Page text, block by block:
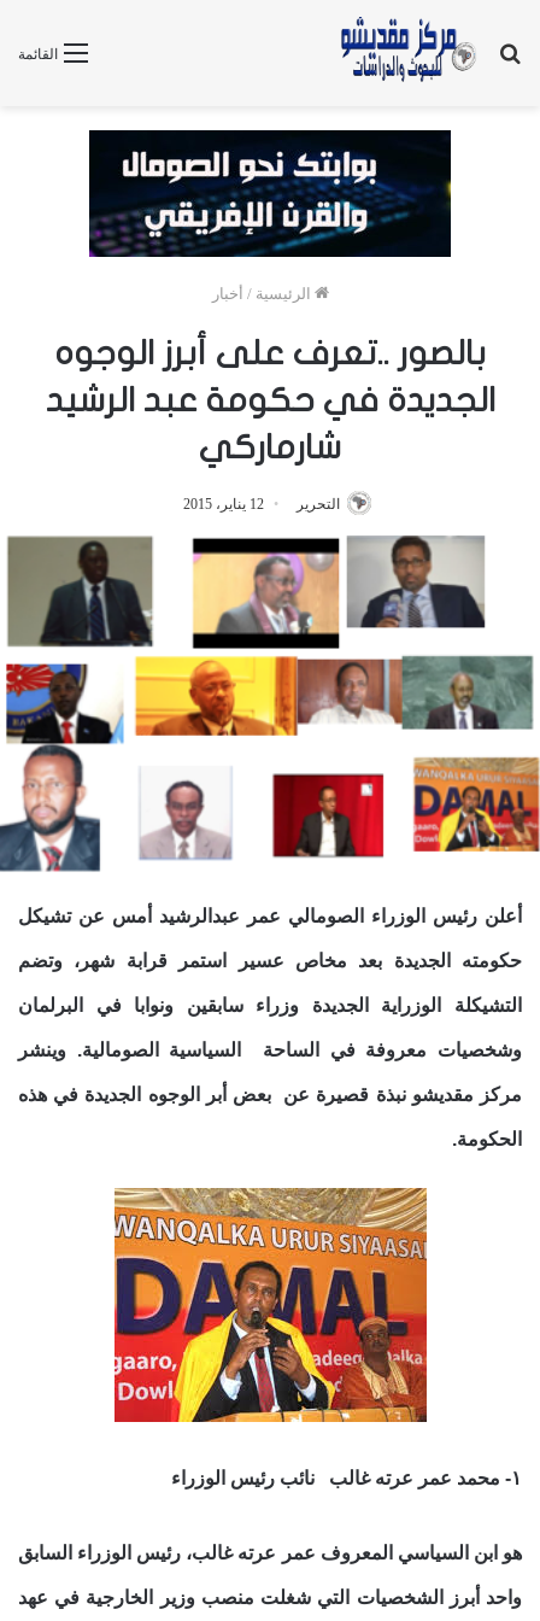
القائمة
بحث
الرئيسية / أخبار
بالصور ..تعرف على أبرز الوجوه
الجديدة في حكومة عبد الرشيد
شارماركي
التحرير 12 يناير، 2015
أعلن رئيس الوزراء الصومالي عمر عبدالرشيد أمس عن تشيكل
حكومته الجديدة بعد مخاص عسير استمر قرابة شهر، وتضم
التشيكلة الوزراية الجديدة وزراء سابقين ونوابا في البرلمان
وشخصيات معروفة في الساحة السياسية الصومالية. وينشر
مركز مقديشو نبذة قصيرة عن بعض أبر الوجوه الجديدة في هذه
الحكومة.
١- محمد عمر عرته غالب نائب رئيس الوزراء
هو ابن السياسي المعروف عمر عرته غالب، رئيس الوزراء السابق
واحد أبرز الشخصيات التي شغلت منصب وزير الخارجية في عهد